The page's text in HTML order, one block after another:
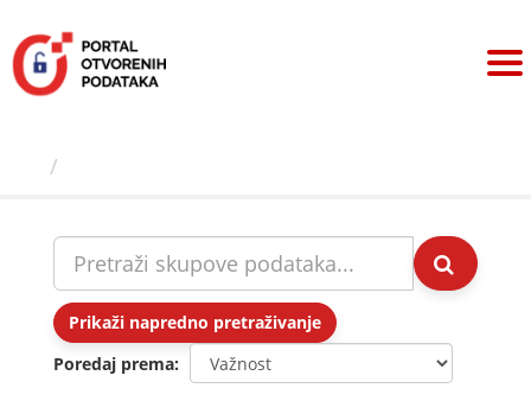
sadržaj
Prikaži napredno pretraživanje
Poredaj prema